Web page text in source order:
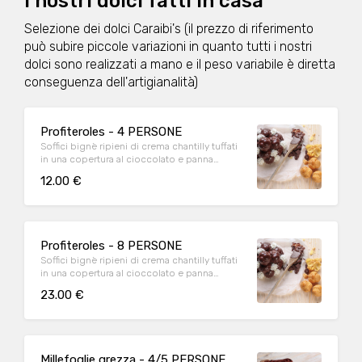
Selezione dei dolci Caraibi's (il prezzo di riferimento
può subire piccole variazioni in quanto tutti i nostri
dolci sono realizzati a mano e il peso variabile è diretta
conseguenza dell'artigianalità)
Profiteroles - 4 PERSONE
Soffici bignè ripieni di crema chantilly tuffati
in una copertura al cioccolato e panna
Conservare in congelatore a -18°
12.00 €
Profiteroles - 8 PERSONE
Soffici bignè ripieni di crema chantilly tuffati
in una copertura al cioccolato e panna
Conservare in congelatore a -18°
23.00 €